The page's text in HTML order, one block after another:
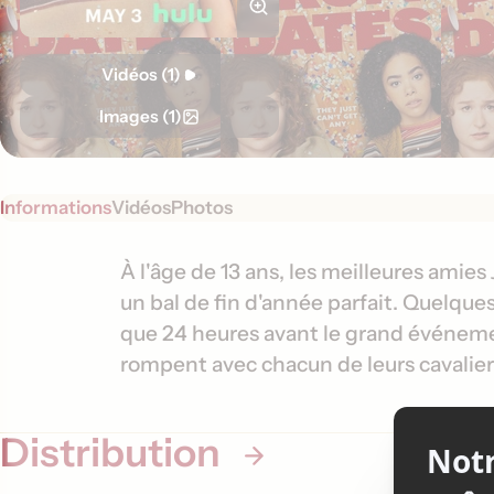
Vidéos (1)
Images (1)
InformationsVidéosPhotos
m
S
y
o
p
s
À l'âge de 13 ans, les meilleures
un bal de fin d'année parfait.
que 24 heures avant le grand
rompent avec chacun de leurs
Distribution